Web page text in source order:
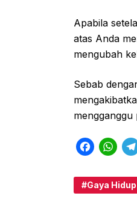
Apabila
atas Anda
mengubah
Sebab
mengganggu
F
c
W
a
T
l
Gaya Hidup